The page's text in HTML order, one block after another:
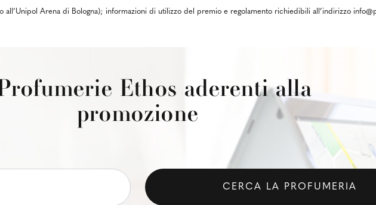
Arena di Bologna); informazioni di utilizzo del premio e regolamento richiedibili all’indirizzo
Ethos aderenti alla
promozione
CERCA LA PROFUMERIA